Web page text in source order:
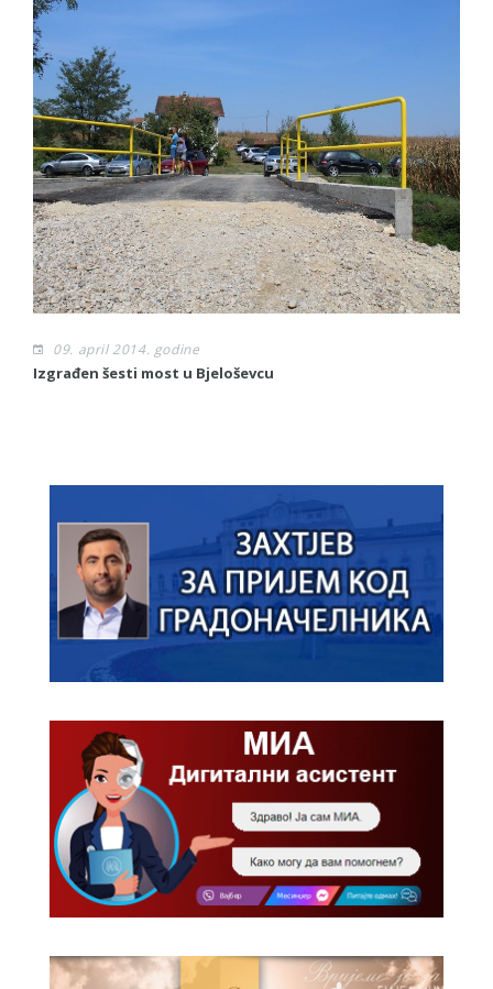
09. april 2014. godine
Izgrađen šesti most u Bjeloševcu